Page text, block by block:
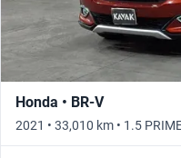
Honda • BR-V
2021 • 33,010 km • 1.5